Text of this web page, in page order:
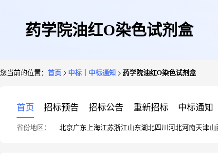
药学院油红O染色试剂盒
您当前的位置： 首页 中标｜中标通知 药学院油红O染色试剂盒
首页 招标预告 招标公告 重新招标 中标通知
省份地区： 北京广东 上海江苏浙江山东湖北四川 河北河南天津山